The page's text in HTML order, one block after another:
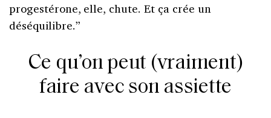
progestérone, elle, chute. Et ça crée un
déséquilibre.”
Ce qu’on peut (vraiment)
faire avec son assiette